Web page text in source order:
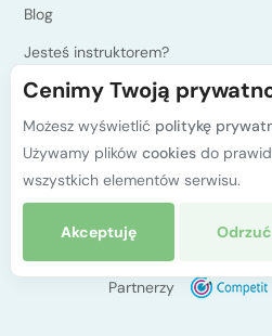
Blog
Jesteś instruktorem?
Programy kursów PZA
Polityka prywatności
Kontakt
Partnerzy
Cenimy Twoją
Możesz wyświetlić politykę
Używamy plików cookiesdo
wszystkich elementów serwisu.
Akceptuję Odrzuć